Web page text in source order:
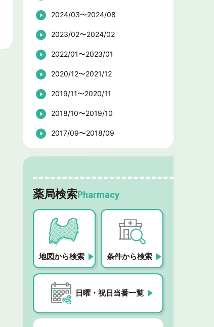
2024/03〜2024/08
2023/02〜2024/02
2022/01〜2023/01
2020/12〜2021/12
2019/11〜2020/11
2018/10〜2019/10
2017/09〜2018/09
薬局検索Pharmacy
地図から検索 条件から検索
日曜・祝日当番一覧